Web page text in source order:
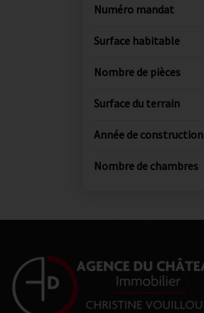
Numéro mandat
Surface habitable
Nombre de pièces
Surface du terrain
Année de construction
Nombre de chambres